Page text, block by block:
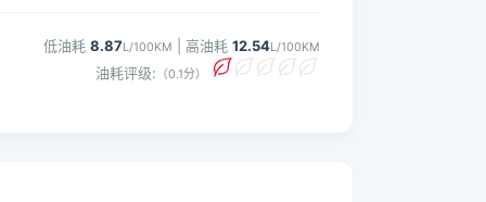
低油耗 8.87L/100KM | 高油耗 12.54L/100KM
油耗评级: （0.1分）